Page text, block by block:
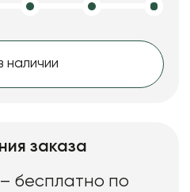
наличии
заказа
– бесплатно по